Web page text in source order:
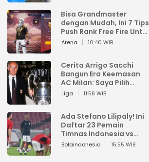
Bisa Grandmaster
dengan Mudah, Ini 7 Tips
Push Rank Free Fire Untuk
Pemula
Arena 10:40 WIB
Cerita Arrigo Sacchi
Bangun Era Keemasan
AC Milan: Saya Pilih
Pemain dari Isi Otaknya
Liga 11:58 WIB
Ada Stefano Lilipaly! Ini
Daftar 23 Pemain
Timnas Indonesia vs
China
Bolaindonesia 15:55 WIB